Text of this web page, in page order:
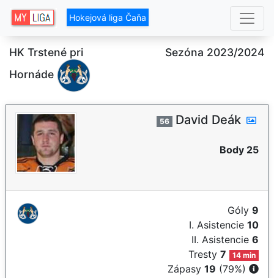
Hokejová liga Čaňa
HK Trstené pri
Hornáde
Sezóna 2023/2024
56 David Deák
Body 25
Góly 9
I. Asistencie 10
II. Asistencie 6
Tresty7 14 min
Zápasy 19 (79%)